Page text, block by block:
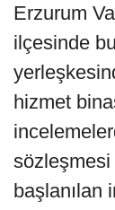
Erzurum
ilçesinde
hizmet
sözleşmesi
başlanılan